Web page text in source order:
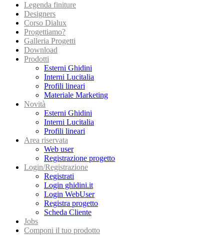
Legenda finiture
Designers
Corso Dialux
Progettiamo?
Galleria Progetti
Download
Prodotti
Esterni Ghidini
Interni Lucitalia
Profili lineari
Materiale Marketing
Novità
Esterni Ghidini
Interni Lucitalia
Profili lineari
Area riservata
Web user
Registrazione progetto
Login/Registrazione
Registrati
Login ghidini.it
Login WebUser
Registra progetto
Scheda Cliente
Jobs
Componi il tuo prodotto